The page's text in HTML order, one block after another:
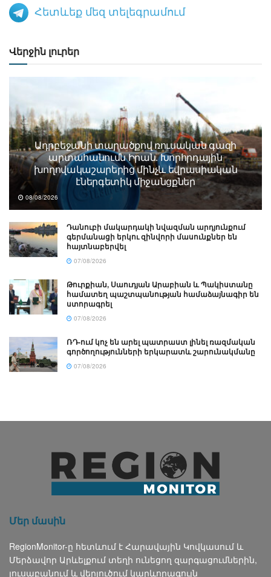
Հետևեք մեզ տելեգրամում
Վերջին լուրեր
Ադրբեջանի տարածքով ռուսական գազի
արտահանումն Իրան. Խորհրդային
խողովակաշարերից մինչև եվրասիական
էներգետիկ միջանցքներ
08/08/2026
Դանուբի մակարդակի նվազման արդյունքում
գերմանացի երկու զինվորի մասունքներ են
հայտնաբերվել
07/08/2026
Թուրքիան, Սաուդյան Արաբիան և Պակիստանը
համատեղ պաշտպանության համաձայնագիր են
ստորագրել
07/08/2026
ՌԴ-ում կոչ են արել պատրաստ լինել ռազմական
գործողությունների երկարատև շարունակմանը
07/08/2026
Մեր մասին
RegionMonitor-ը հետևում է Հարավային Կովկասում և
Մերձավոր Արևելքում տեղի ունեցող զարգացումներին,
լուսաբանում և վերլուծում կարևորագույն